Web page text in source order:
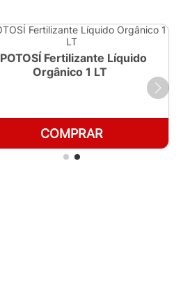
POTOSÍ Fertilizante Líquido
Orgânico 1 LT
COMPRAR